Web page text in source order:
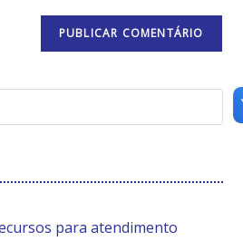
para atendimento